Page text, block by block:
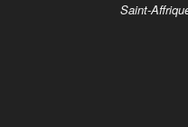
Saint-